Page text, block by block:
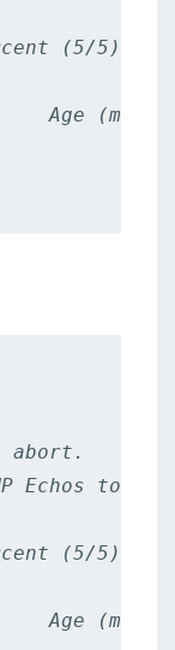
(5/5),
Age (min)
abort.
Echos to
(5/5),
Age (min)